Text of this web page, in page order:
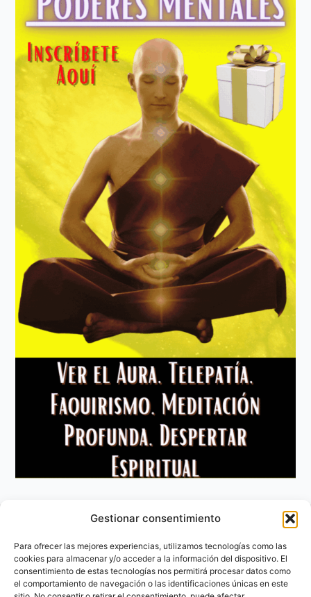
Gestionar consentimiento
Para ofrecer las mejores experiencias, utilizamos tecnologías como las
cookies para almacenar y/o acceder a la información del dispositivo. El
consentimiento de estas tecnologías nos permitirá procesar datos como
el comportamiento de navegación o las identificaciones únicas en este
Aviso Legal
Política de privacidad
Política de Cookies
Contacto